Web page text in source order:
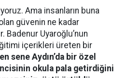
Ama insanların buna
güvenin ne kadar
Badenur Uyaroğlu’nun
içerikleri üreten bir
sene Aydın’da bir özel
okula pala getirdiğini